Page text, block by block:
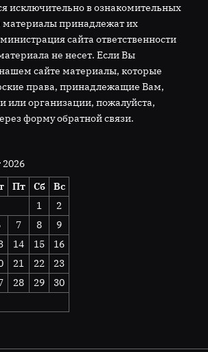
исключительно в ознакомительных
материалы принадлежат их
сайта ответственности
не несет. Если Вы
сайте материалы, которые
права, принадлежащие Вам,
или организации, пожалуйста,
форму обратной связи.
2026
Пт Сб
Вс
1
2
7 8
9
14 15
16
21 22
23
28 29
30